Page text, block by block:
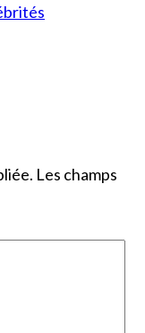
Les champs